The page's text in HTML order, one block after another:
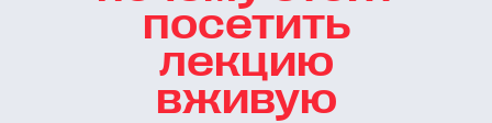
посетить
лекцию
вживую